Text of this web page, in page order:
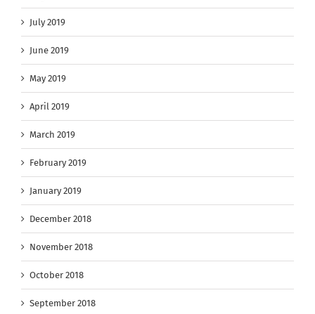
July 2019
June 2019
May 2019
April 2019
March 2019
February 2019
January 2019
December 2018
November 2018
October 2018
September 2018